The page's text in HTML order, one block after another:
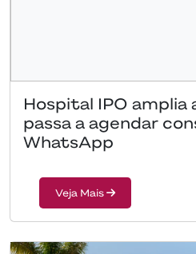
Hospital IPO
passa a agendar
WhatsApp
Veja Mais